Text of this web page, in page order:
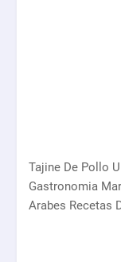
Tajine De Pollo
Gastronomia
Arabes Recetas